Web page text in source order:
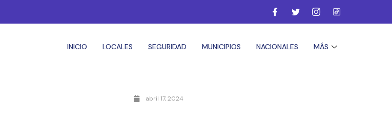
INICIO LOCALES SEGURIDAD MUNICIPIOS NACIONALES MÁS
abril 17, 2024